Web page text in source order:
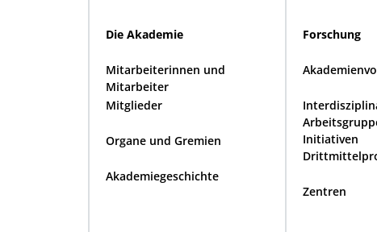
Die Akademie
Mitarbeiterinnen und
Mitarbeiter
Mitglieder
Organe und Gremien
Akademiegeschichte
Forschung
Initiativen
Zentren